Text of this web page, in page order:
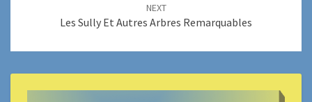
NEXT
Les Sully Et Autres Arbres Remarquables